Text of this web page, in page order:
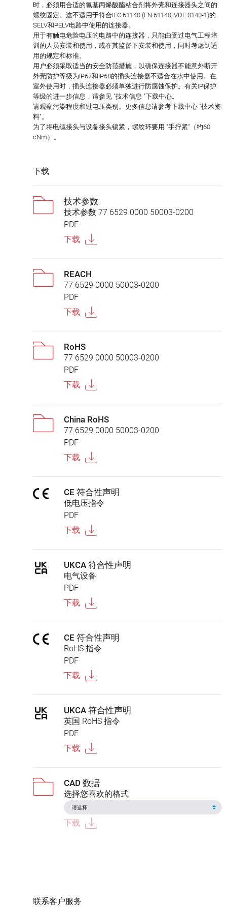
时，必须用合适的氰基丙烯酸酯粘合剂将外壳和连接器头之间的
螺纹固定。这不适用于符合IEC 61140 (EN 61140, VDE 0140-1)的
SELV和PELV电路中使用的连接器。
用于有触电危险电压的电路中的连接器，只能由受过电气工程培
训的人员安装和使用，或在其监督下安装和使用，同时考虑到适
用的规定和标准。
用户必须采取适当的安全防范措施，以确保连接器不能意外断开
外壳防护等级为IP67和IP68的插头连接器不适合在水中使用。在
室外使用时，插头连接器必须单独进行防腐蚀保护。有关IP保护
等级的进一步信息，请参见 "技术信息 "下载中心。
请观察污染程度和过电压类别。更多信息请参考下载中心 "技术资
料"。
为了将电缆接头与设备接头锁紧，螺纹环要用 "手拧紧"（约60
cNm）。
下载
技术参数
技术参数 77 6529 0000 50003-0200
PDF
下载
REACH
77 6529 0000 50003-0200
PDF
下载
RoHS
77 6529 0000 50003-0200
PDF
下载
China RoHS
77 6529 0000 50003-0200
PDF
下载
CE 符合性声明
低电压指令
PDF
下载
UKCA 符合性声明
电气设备
PDF
下载
CE 符合性声明
RoHS 指令
PDF
下载
UKCA 符合性声明
英国 RoHS 指令
PDF
下载
CAD 数据
选择您喜欢的格式
下载
联系客户服务